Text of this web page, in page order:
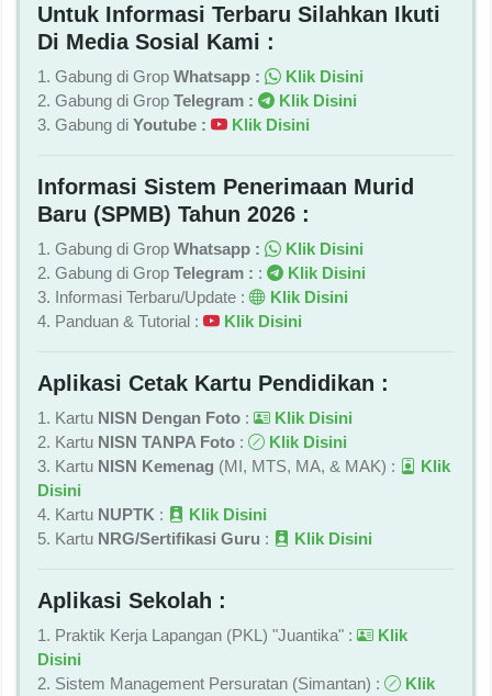
Untuk Informasi Terbaru Silahkan Ikuti
Di Media Sosial Kami :
1. Gabung di Grop Whatsapp :
Klik Disini
2. Gabung di Grop Telegram :
Klik Disini
3. Gabung di Youtube : Klik Disini
Informasi Sistem Penerimaan Murid
Baru (SPMB) Tahun 2026 :
1. Gabung di Grop Whatsapp :
Klik Disini
2. Gabung di Grop Telegram : :
Klik Disini
3. Informasi Terbaru/Update :
Klik Disini
4. Panduan & Tutorial :
Klik Disini
Aplikasi Cetak Kartu Pendidikan :
1. Kartu NISN Dengan Foto :
Klik Disini
2. Kartu NISN TANPA Foto :
Klik Disini
3. Kartu NISN Kemenag (MI, MTS, MA, & MAK) :
Klik
Disini
4. Kartu NUPTK :
Klik Disini
5. Kartu NRG/Sertifikasi Guru : Klik Disini
Aplikasi Sekolah :
1. Praktik Kerja Lapangan (PKL) "Juantika" :
Klik
Disini
2. Sistem Management Persuratan (Simantan) :
Klik